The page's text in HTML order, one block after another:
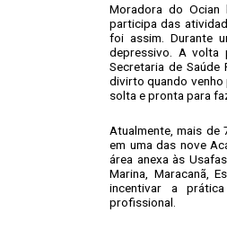
Moradora do Ocian
participa das
foi assim. Durante
depressivo. A volta
Secretaria de Saúde
divirto quando venho
solta e pronta para
Atualmente, mais
em uma das nove
área anexa às
Marina, Maracanã,
incentivar a
profissional.